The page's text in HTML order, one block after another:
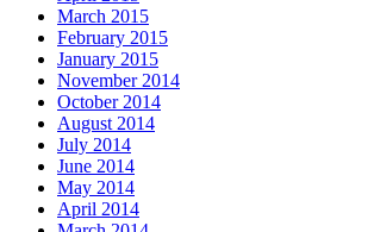
March 2015
February 2015
January 2015
November 2014
October 2014
August 2014
July 2014
June 2014
May 2014
April 2014